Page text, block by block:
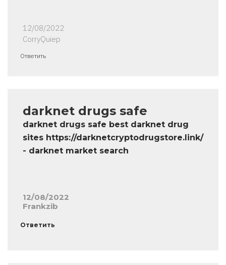
12/08/2022
CorryQuiep
Ответить
darknet drugs safe
darknet drugs safe best darknet drug
sites https://darknetcryptodrugstore.link/
- darknet market search
12/08/2022
Frankzib
Ответить